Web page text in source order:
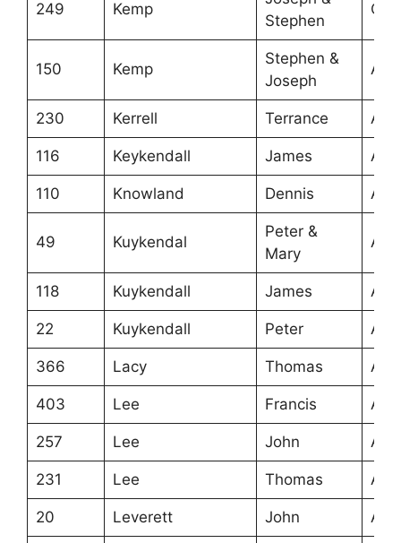
249 Kemp
Stephen
150 Kemp
Stephen &
Joseph
230 Kerrell Terrance
116 Keykendall James
110 Knowland Dennis
49 Kuykendal
Peter &
Mary
118 Kuykendall James
22 Kuykendall Peter
366 Lacy Thomas
403 Lee Francis
257 Lee John
231 Lee Thomas
20 Leverett John